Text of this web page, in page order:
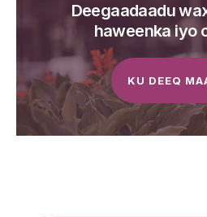
Deegaadaadu
haweenka iyo
KU DEEQ